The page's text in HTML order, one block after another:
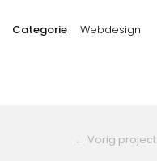
Categorie Webdesign
← Vorig project